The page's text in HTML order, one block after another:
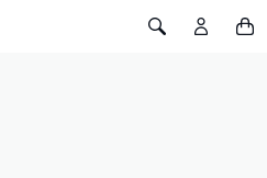
Toggle Search